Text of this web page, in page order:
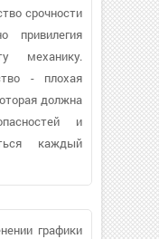
срочности
привилегия
механику.
- плохая
должна
и
каждый
графики